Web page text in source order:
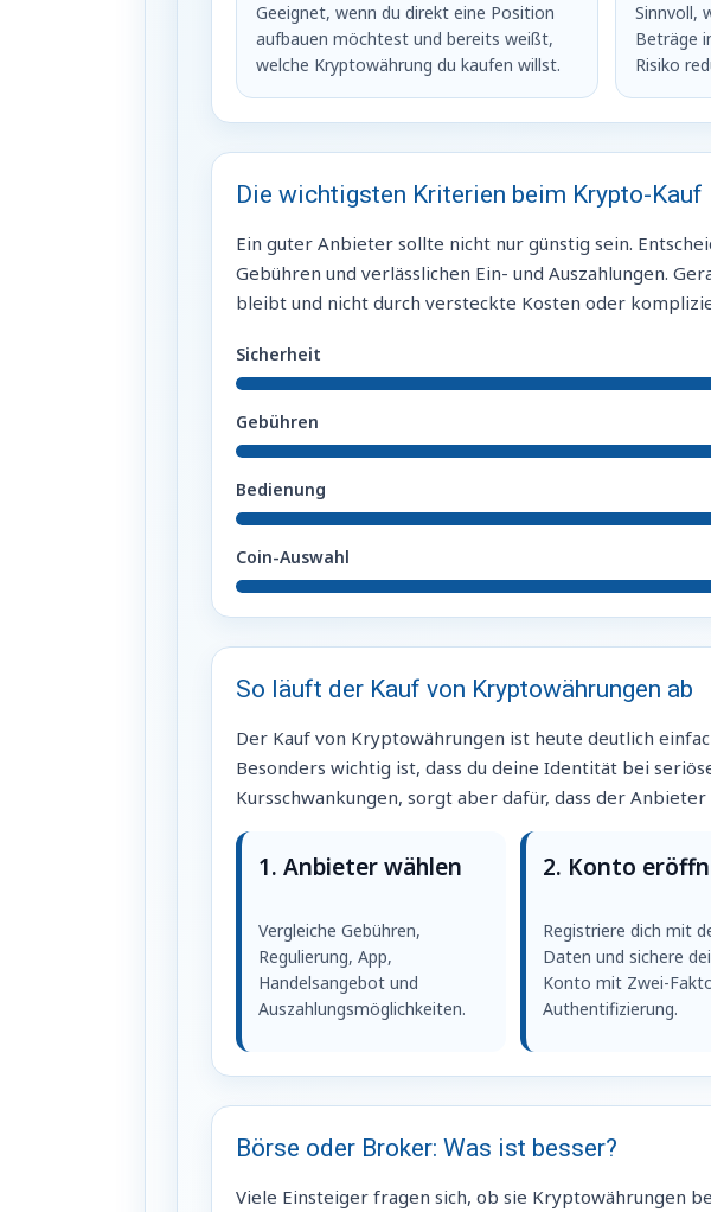
Geeignet, wenn du direkt eine Position
aufbauen möchtest und bereits weißt,
welche Kryptowährung du kaufen willst.
Sinnvoll,
Beträge
Risiko
Die wichtigsten Kriterien beim Krypto-Kauf
Ein guter Anbieter sollte nicht nur günstig sein.
Gebühren und verlässlichen Ein- und Auszahlungen.
bleibt und nicht durch versteckte Kosten oder
Sicherheit
Gebühren
Bedienung
Coin-Auswahl
So läuft der Kauf von Kryptowährungen ab
Der Kauf von Kryptowährungen ist heute deutlich
Besonders wichtig ist, dass du deine Identität bei
Kursschwankungen, sorgt aber dafür, dass der
1. Anbieter wählen
Vergleiche Gebühren,
Regulierung, App,
Handelsangebot und
Auszahlungsmöglichkeiten.
2. Konto
Registriere dich mit
Daten und sichere
Konto mit Zwei-
Authentifizierung.
Börse oder Broker: Was ist besser?
Viele Einsteiger fragen sich, ob sie Kryptowährungen